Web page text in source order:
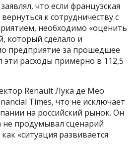
что если французская
к сотрудничеству с
необходимо «оценить
который сделало и
предприятие за прошедшее
эти расходы примерно в 112,5
Renault Лука де Мео
Times, что не исключает
на российский рынок. Он
не продумывал сценарий
«ситуация развивается